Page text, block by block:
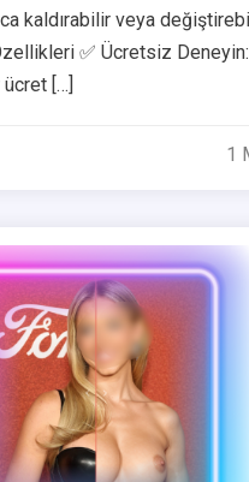
kaldırabilir veya
✅ Ücretsiz Deneyin:
[…]
1